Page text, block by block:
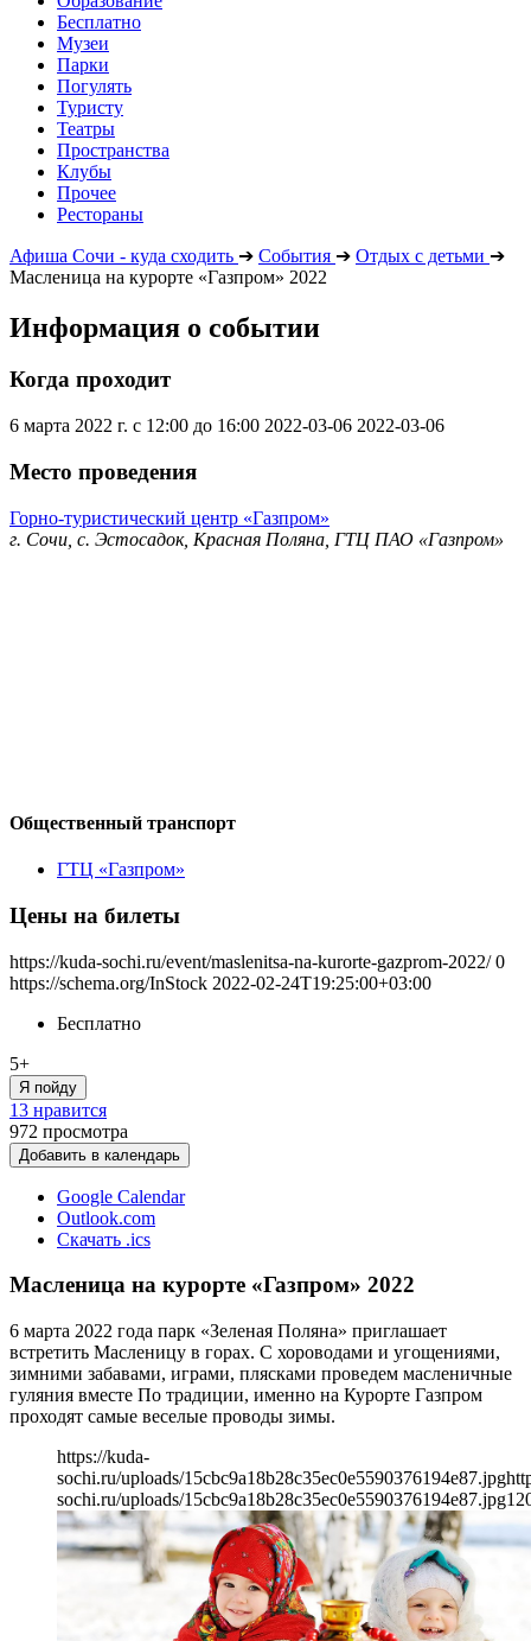
Бесплатно
Музеи
Парки
Погулять
Туристу
Театры
Пространства
Клубы
Прочее
Рестораны
Афиша Сочи - куда сходить ➔ События ➔ Отдых с детьми ➔
Масленица на курорте «Газпром» 2022
Информация о событии
Когда проходит
6 марта 2022 г. с 12:00 до 16:00 2022-03-06 2022-03-06
Место проведения
Горно-туристический центр «Газпром»
г. Сочи, с. Эстосадок, Красная Поляна, ГТЦ ПАО «Газпром»
Общественный транспорт
ГТЦ «Газпром»
Цены на билеты
https://kuda-sochi.ru/event/maslenitsa-na-kurorte-gazprom-2022/ 0
https://schema.org/InStock 2022-02-24T19:25:00+03:00
Бесплатно
5+
Я пойду
13 нравится
972 просмотра
Добавить в календарь
Google Calendar
Outlook.com
Скачать .ics
Масленица на курорте «Газпром» 2022
6 марта 2022 года парк «Зеленая Поляна» приглашает
встретить Масленицу в горах. С хороводами и угощениями,
зимними забавами, играми, плясками проведем масленичные
гуляния вместе По традиции, именно на Курорте Газпром
проходят самые веселые проводы зимы.
https://kuda-
sochi.ru/uploads/15cbc9a18b28c35ec0e5590376194e87.jpg
sochi.ru/uploads/15cbc9a18b28c35ec0e5590376194e87.jpg